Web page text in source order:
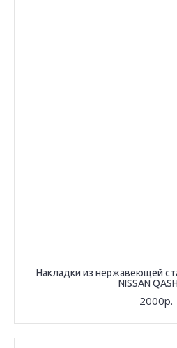
Накладки из нержавеющей
NISSAN
2000р.